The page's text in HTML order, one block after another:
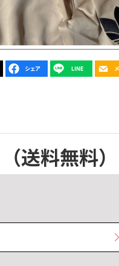
（送料無料）